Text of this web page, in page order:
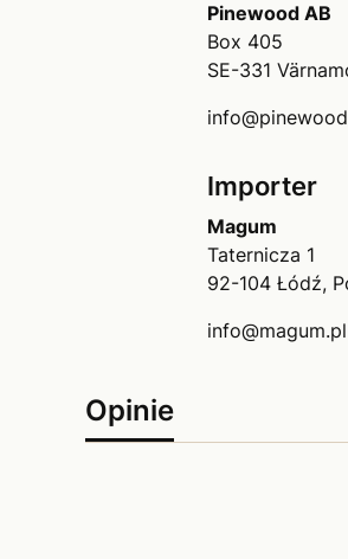
Pinewood AB
Box 405
SE-331
Importer
Magum
Taternicza 1
92-104 Łódź,
info@magum.pl
Opinie